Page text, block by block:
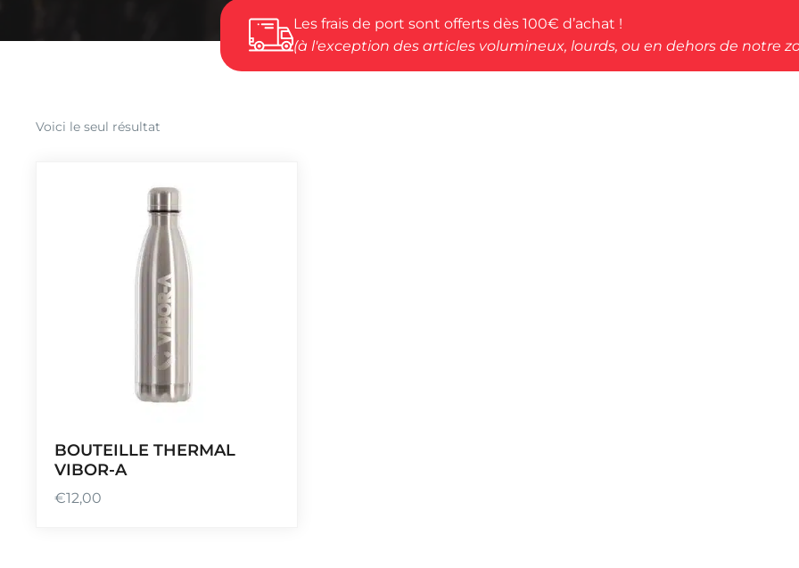
Les frais de port sont offerts dès 100€ d’achat !
(à l'exception des articles volumineux, lourds, ou en dehors de notre
Voici le seul résultat
BOUTEILLE THERMAL
VIBOR-A
€12,00